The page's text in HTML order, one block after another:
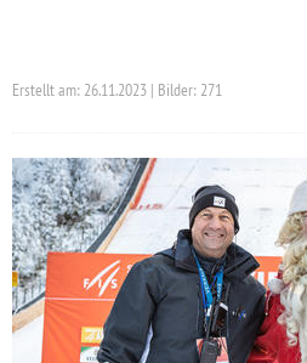
Erstellt am: 26.11.2023 | Bilder: 271